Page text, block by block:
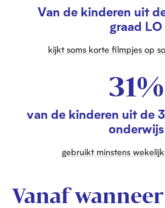
Van de kinderen uit
graad LO
kijkt soms korte filmpjes op
31%
van de kinderen uit de
onderwijs
gebruikt minstens
Vanaf